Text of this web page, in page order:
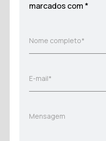
marcados com *
Nome completo*
E-mail*
Mensagem